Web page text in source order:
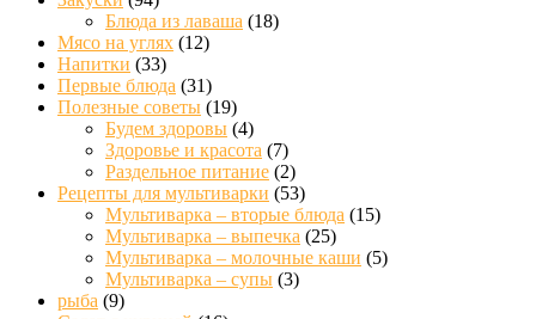
Блюда из лаваша (18)
Мясо на углях (12)
Напитки (33)
Первые блюда (31)
Полезные советы (19)
Будем здоровы (4)
Здоровье и красота (7)
Раздельное питание (2)
Рецепты для мультиварки (53)
Мультиварка – вторые блюда (15)
Мультиварка – выпечка (25)
Мультиварка – молочные каши (5)
Мультиварка – супы (3)
рыба (9)